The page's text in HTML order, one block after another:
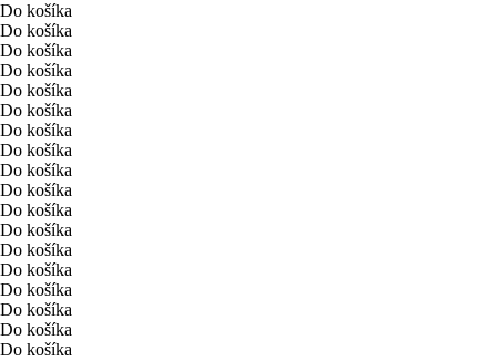
Do košíka
Do košíka
Do košíka
Do košíka
Do košíka
Do košíka
Do košíka
Do košíka
Do košíka
Do košíka
Do košíka
Do košíka
Do košíka
Do košíka
Do košíka
Do košíka
Do košíka
Do košíka